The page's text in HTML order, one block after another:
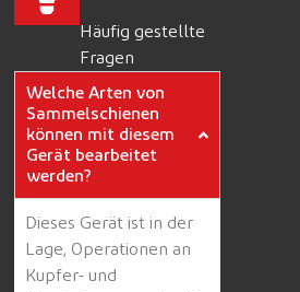
Häufig gestellte
Fragen
Welche Arten von
Sammelschienen
können mit diesem
Gerät bearbeitet
werden?
Dieses Gerät ist in der
Lage, Operationen an
Kupfer- und